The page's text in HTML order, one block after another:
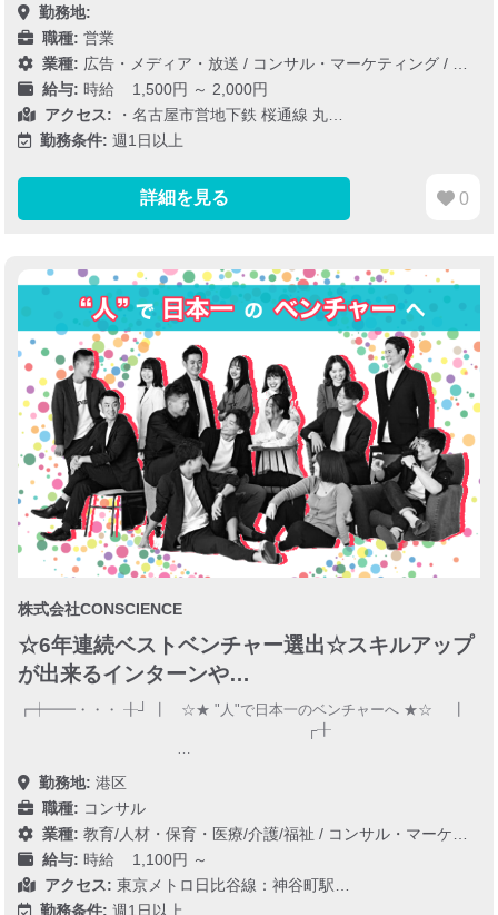
勤務地:
職種: 営業
業種: 広告・メディア・放送 / コンサル・マーケティング /
給与: 時給 1,500円 ～ 2,000円
アクセス:
・名古屋市営地下鉄 桜通線 丸…
勤務条件: 週1日以上
詳細を見る 0
株式会社CONSCIENCE
☆6年連続ベストベンチャー選出☆スキルアップ
が出来るインターンや…
┏┿━━・・・ ╂┘ ┃ ☆★ "人"で日本一のベンチャーへ ★☆ ┃
┌╂
勤務地: 港区
職種: コンサル
業種: 教育/人材・保育・医療/介護/福祉 / コンサル・マーケティング
給与: 時給 1,100円 ～
アクセス: 東京メトロ日比谷線：神谷町駅…
勤務条件: 週1日以上